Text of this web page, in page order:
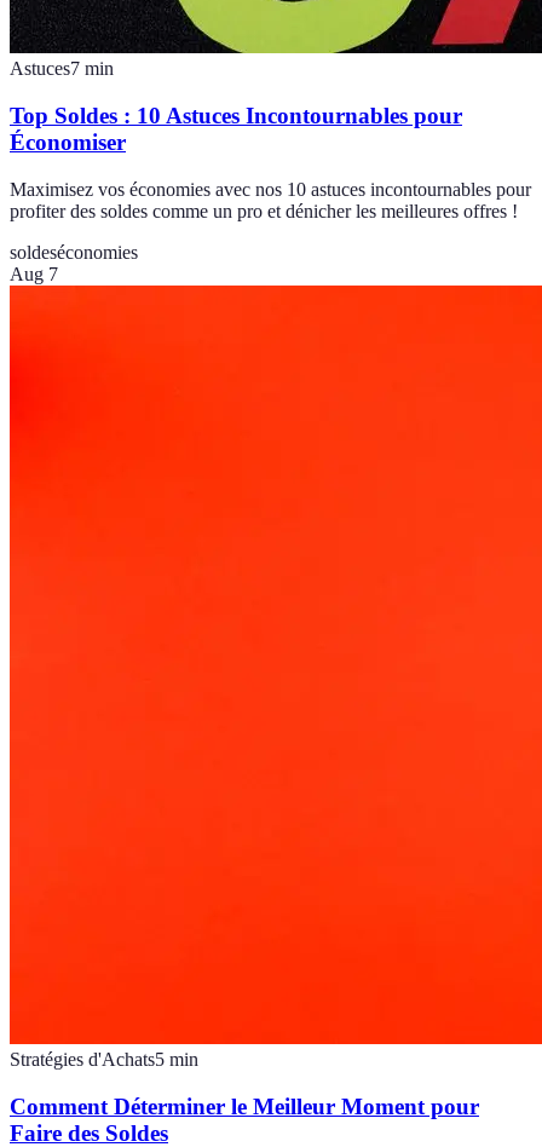
Astuces7 min
Top Soldes : 10 Astuces Incontournables pour
Économiser
Maximisez vos économies avec nos 10 astuces incontournables pour
profiter des soldes comme un pro et dénicher les meilleures offres !
soldeséconomies
Aug 7
Stratégies d'Achats5 min
Comment Déterminer le Meilleur Moment pour
Faire des Soldes